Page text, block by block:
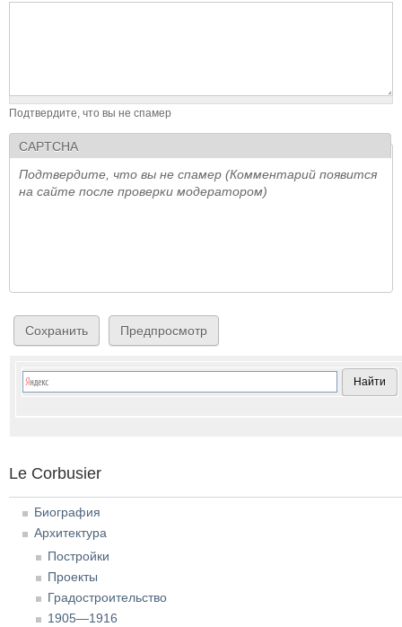
Подтвердите, что вы не спамер
CAPTCHA
Подтвердите, что вы не спамер (Комментарий появится
на сайте после проверки модератором)
Le Corbusier
Биография
Архитектура
Постройки
Проекты
Градостроительство
1905—1916